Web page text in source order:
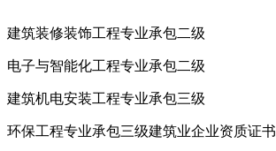
建筑装修装饰工程专业承包二级
电子与智能化工程专业承包二级
建筑机电安装工程专业承包三级
环保工程专业承包三级建筑业企业资质证书